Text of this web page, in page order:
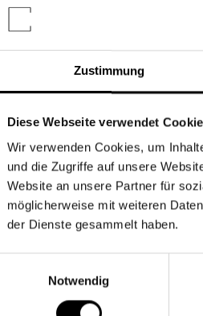
Zustimmung
Diese Webseite verwendet
Wir verwenden Cookies, um
und die Zugriffe auf unsere
Website an unsere Partner für
möglicherweise mit weiteren
der Dienste gesammelt haben.
Notwendig